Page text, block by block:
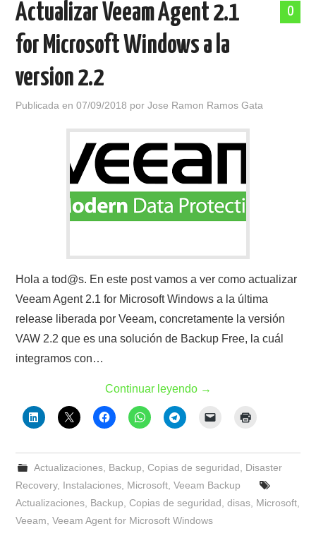
POLÍTICA DE PRIVACIDAD
0
Actualizar Veeam Agent 2.1
for Microsoft Windows a la
version 2.2
Publicada en07/09/2018 porJose Ramon Ramos Gata
Hola a tod@s. En este post vamos a ver como actualizar
Veeam Agent 2.1 for Microsoft Windows a la última
release liberada por Veeam, concretamente la versión
VAW 2.2 que es una solución de Backup Free, la cuál
integramos con…
Continuar leyendo →
Actualizaciones, Backup Copias de seguridad
Disaster
Recovery, Instalaciones Microsoft ,Veeam Backup
Actualizaciones Backup ,Copias de seguridad ,disas Microsoft
Veeam ,Veeam Agent for Microsoft Windows